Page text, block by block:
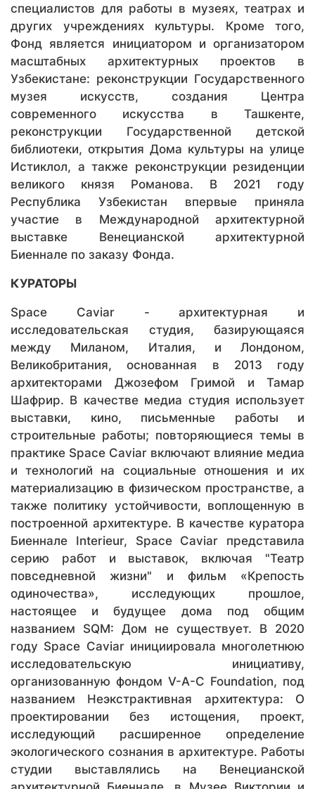
специалистов для работы в музеях, театрах и
других учреждениях культуры. Кроме того,
Фонд является инициатором и организатором
масштабных архитектурных проектов в
Узбекистане: реконструкции Государственного
музея искусств, создания Центра
современного искусства в Ташкенте,
реконструкции Государственной детской
библиотеки, открытия Дома культуры на улице
Истиклол, а также реконструкции резиденции
великого князя Романова. В 2021 году
Республика Узбекистан впервые приняла
участие в Международной архитектурной
выставке Венецианской архитектурной
Биеннале по заказу Фонда.
КУРАТОРЫ
Space Caviar - архитектурная и
исследовательская студия, базирующаяся
между Миланом, Италия, и Лондоном,
Великобритания, основанная в 2013 году
архитекторами Джозефом Гримой и Тамар
Шафрир. В качестве медиа студия использует
выставки, кино, письменные работы и
строительные работы; повторяющиеся темы в
практике Space Caviar включают влияние медиа
и технологий на социальные отношения и их
материализацию в физическом пространстве, а
также политику устойчивости, воплощенную в
построенной архитектуре. В качестве куратора
Биеннале Interieur, Space Caviar представила
серию работ и выставок, включая "Театр
повседневной жизни" и фильм «Крепость
одиночества», исследующих прошлое,
настоящее и будущее дома под общим
названием SQM: Дом не существует. В 2020
году Space Caviar инициировала многолетнюю
исследовательскую инициативу,
организованную фондом V-A-C Foundation, под
названием Неэкстрактивная архитектура: О
проектировании без истощения, проект,
исследующий расширенное определение
экологического сознания в архитектуре. Работы
студии выставлялись на Венецианской